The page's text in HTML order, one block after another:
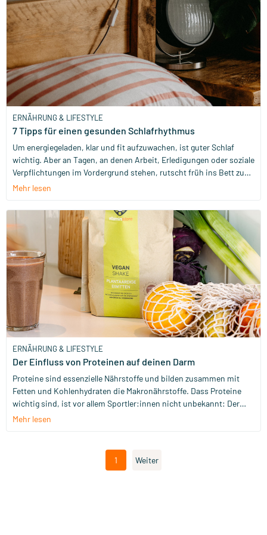
also klar sein, dass gesundes Essen für jede:n anders ist. Nach
dem Lesen dieses Artikels hast du ein gutes Bild davon, was in der
orthomolekularen Medizin als gesunde Ernährungsroutine gilt –
und wir geben dir Tipps, wie du dein Ernährungsverhalten (falls
nötig) optimieren kannst.
ERNÄHRUNG & LIFESTYLE
7 Tipps für einen gesunden Schlafrhythmus
Um energiegeladen, klar und fit aufzuwachen, ist guter Schlaf
wichtig. Aber an Tagen, an denen Arbeit, Erledigungen oder soziale
Verpflichtungen im Vordergrund stehen, rutscht früh ins Bett zu
gehen auf unserer Prioritätenliste schnell nach unten. Trotzdem
unterstützt du nämlich nicht nur deine Gesundheit, sondern es
hilft dir auch, das Beste aus deinem Tag herauszuholen.
Mehr lesen
ERNÄHRUNG & LIFESTYLE
Der Einfluss von Proteinen auf deinen Darm
Proteine sind essenzielle Nährstoffe und bilden zusammen mit
Fetten und Kohlenhydraten die Makronährstoffe. Dass Proteine
wichtig sind, ist vor allem Sportler:innen nicht unbekannt: Der
Fokus der Ernährung liegt auf ausreichend Proteinen zur
Mehr lesen
1 Weiter